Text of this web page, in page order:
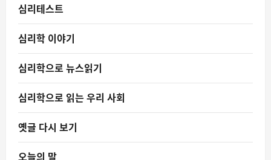
심리테스트
심리학 이야기
심리학으로 뉴스읽기
심리학으로 읽는 우리 사회
옛글 다시 보기
오늘의 말